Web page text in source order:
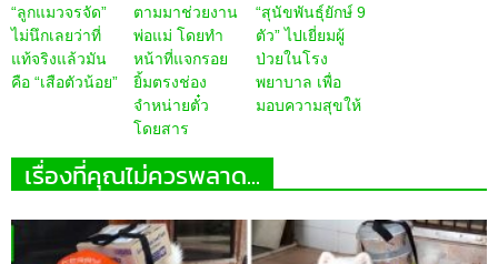
“ลูกแมวจรจัด”
ไม่นึกเลยว่าที่
แท้จริงแล้วมัน
คือ “เสือตัวน้อย”
ตามมาช่วยงาน
พ่อแม่ โดยทำ
หน้าที่แจกรอย
ยิ้มตรงช่อง
จำหน่ายตั๋ว
โดยสาร
“สุนัขพันธุ์ยักษ์ 9
ตัว” ไปเยี่ยมผู้
ป่วยในโรง
พยาบาล เพื่อ
มอบความสุขให้
เรื่องที่คุณไม่ควรพลาด...